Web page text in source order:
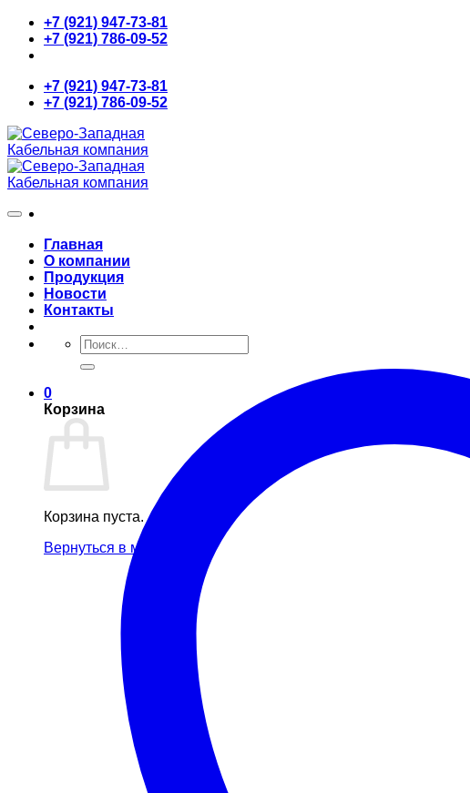
Skip
content
+7 (921) 947-73-81
+7 (921) 786-09-52
+7 (921) 947-73-81
+7 (921) 786-09-52
Главная
О компании
Продукция
Новости
Контакты
Искать:
0
Корзина
Корзина пуста.
Вернуться в магазин